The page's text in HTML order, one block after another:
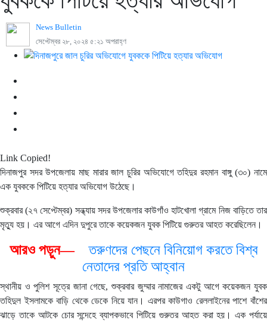
News Bulletin
সেপ্টেম্বর ২৮, ২০২৪ ৫:২১ অপরাহ্ণ
Link Copied!
দিনাজপুর সদর উপজেলায় মাছ মারার জাল চুরির অভিযোগে তহিদুর রহমান বাঙ্গু (৩০) নামে
এক যুবককে পিটিয়ে হত্যার অভিযোগ উঠেছে।
শুক্রবার (২৭ সেপ্টেম্বর) সন্ধ্যায় সদর উপজেলার কাউগাঁও হাটখোলা গ্রামে নিজ বাড়িতে তার
মৃত্যু হয়। এর আগে এদিন দুপুরে তাকে কয়েকজন যুবক পিটিয়ে গুরুতর আহত করেছিলেন।
আরও পড়ুন—তরুণদের পেছনে বিনিয়োগ করতে বিশ্ব
নেতাদের প্রতি আহ্বান
স্থানীয় ও পুলিশ সূত্রে জানা গেছে, শুক্রবার জুম্মার নামাজের একটু আগে কয়েকজন যুবক
তহিদুল ইসলামকে বাড়ি থেকে ডেকে নিয়ে যান। এরপর কাউগাও রেললাইনের পাশে বাঁশের
ঝাড়ে তাকে আটকে চোর সন্দেহে ব্যাপকভাবে পিটিয়ে গুরুতর আহত করা হয়। এক পর্যায়ে